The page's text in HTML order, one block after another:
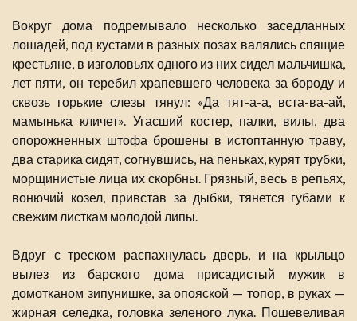
Вокруг дома подремывало несколько заседланных
лошадей, под кустами в разных позах валялись спящие
крестьяне, в изголовьях одного из них сидел мальчишка,
лет пяти, он теребил храпевшего человека за бороду и
сквозь горькие слезы тянул: «Да тят-а-а, вста-ва-ай,
мамынька кличет». Угасший костер, палки, вилы, два
опорожненных штофа брошены в истоптанную траву,
два старика сидят, согнувшись, на пеньках, курят трубки,
морщинистые лица их скорбны. Грязный, весь в репьях,
вонючий козел, привстав за дыбки, тянется губами к
свежим листкам молодой липы.
Вдруг с треском распахнулась дверь, и на крыльцо
вылез из барского дома присадистый мужик в
домотканом зипунишке, за опояской — топор, в руках —
жирная селедка, головка зеленого лука. Пошевеливая